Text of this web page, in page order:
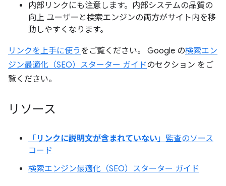
内部リンクにも注意します。内部システムの品質の
向上 ユーザーと検索エンジンの両方がサイト内を移
動しやすくなります。
リンクを上手に使う をご覧ください。 Google の検索エン
ジン最適化（SEO）スターター ガイドのセクション をご
覧ください。
リソース
「 リンクに説明文が含まれていない」監査のソース
コード
検索エンジン最適化（SEO）スターター ガイド